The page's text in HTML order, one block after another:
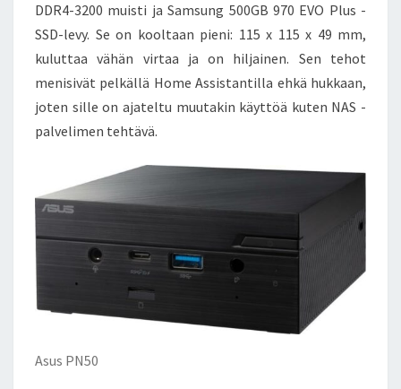
DDR4-3200 muisti ja Samsung 500GB 970 EVO Plus -
SSD-levy. Se on kooltaan pieni: 115 x 115 x 49 mm,
kuluttaa vähän virtaa ja on hiljainen. Sen tehot
menisivät pelkällä Home Assistantilla ehkä hukkaan,
joten sille on ajateltu muutakin käyttöä kuten NAS -
palvelimen tehtävä.
Asus PN50